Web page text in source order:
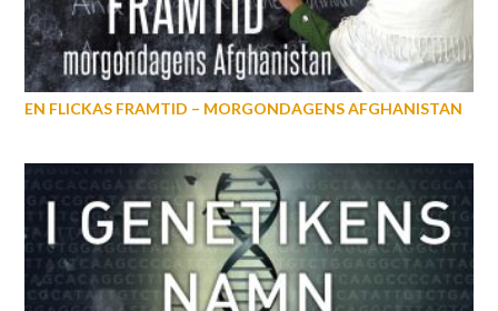
EN FLICKAS FRAMTID – MORGONDAGENS AFGHANISTAN